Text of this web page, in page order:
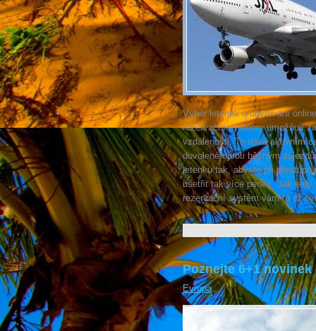
Výběr letenek a ubytování
rezervační systémy umožňují
vzdálenosti. To dává aktivním
dovolené oproti běžným
letenku tak, abyste při
ušetřit tak více peněz. Jak tedy
rezervační systém vám to již
Poznejte 6+1
Evropa